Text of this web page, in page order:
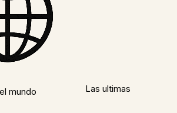
Las ultimas
mundo